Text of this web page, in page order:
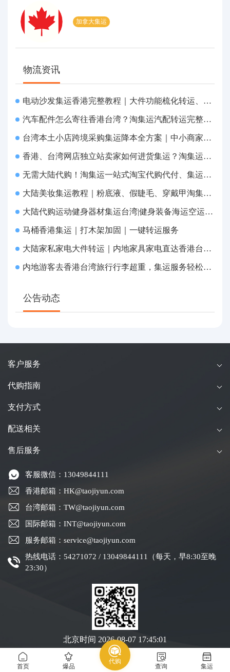
首页 爆品
代购
查询 集运
加拿大集运
物流资讯
电动沙发集运香港完整教程｜大件功能梳化转运、打包清关上门派送
汽车配件怎么寄往香港台湾？淘集运汽配转运完整教程
台湾本土小店跨境采购集运降本全方案｜中小商家跨境物流优化攻略
香港、台湾网店独立站卖家如何进货集运？淘集运一站式采购转运方案
无需大陆代购！淘集运一站式淘宝代购代付、集运转运直达台湾
大陆美妆集运教程｜粉底液、假睫毛、穿戴甲淘集运香港台湾转运&台湾代购完整指南
大陆代购运动健身器材集运台湾|健身装备海运空运直送、送货到府
马桶香港集运｜打木架加固｜一键转运服务
大陆家私家电大件转运｜内地家具家电直达香港台湾送货上府
内地游客去香港台湾旅行行李超重，集运服务轻松解决搬运难题
公告动态
客户服务
代购指南
支付方式
配送相关
售后服务
客服微信：13049844111
香港邮箱：HK@taojiyun.com
台湾邮箱：TW@taojiyun.com
国际邮箱：INT@taojiyun.com
服务邮箱：service@taojiyun.com
热线电话：54271072 / 13049844111（每天，早8:30至晚
23:30）
北京时间 2026-08-07 17:45:02
Copyright © 2019-2025 深圳市跨进物流有限公司版权所有粤ICP备19088004号-1